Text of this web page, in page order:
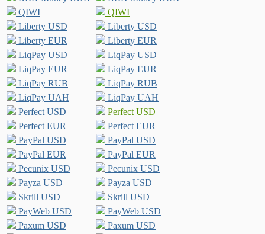
QIWI
QIWI
Liberty USD
Liberty USD
Liberty EUR
Liberty EUR
LiqPay USD
LiqPay USD
LiqPay EUR
LiqPay EUR
LiqPay RUB
LiqPay RUB
LiqPay UAH
LiqPay UAH
Perfect USD
Perfect USD
Perfect EUR
Perfect EUR
PayPal USD
PayPal USD
PayPal EUR
PayPal EUR
Pecunix USD
Pecunix USD
Payza USD
Payza USD
Skrill USD
Skrill USD
PayWeb USD
PayWeb USD
Paxum USD
Paxum USD